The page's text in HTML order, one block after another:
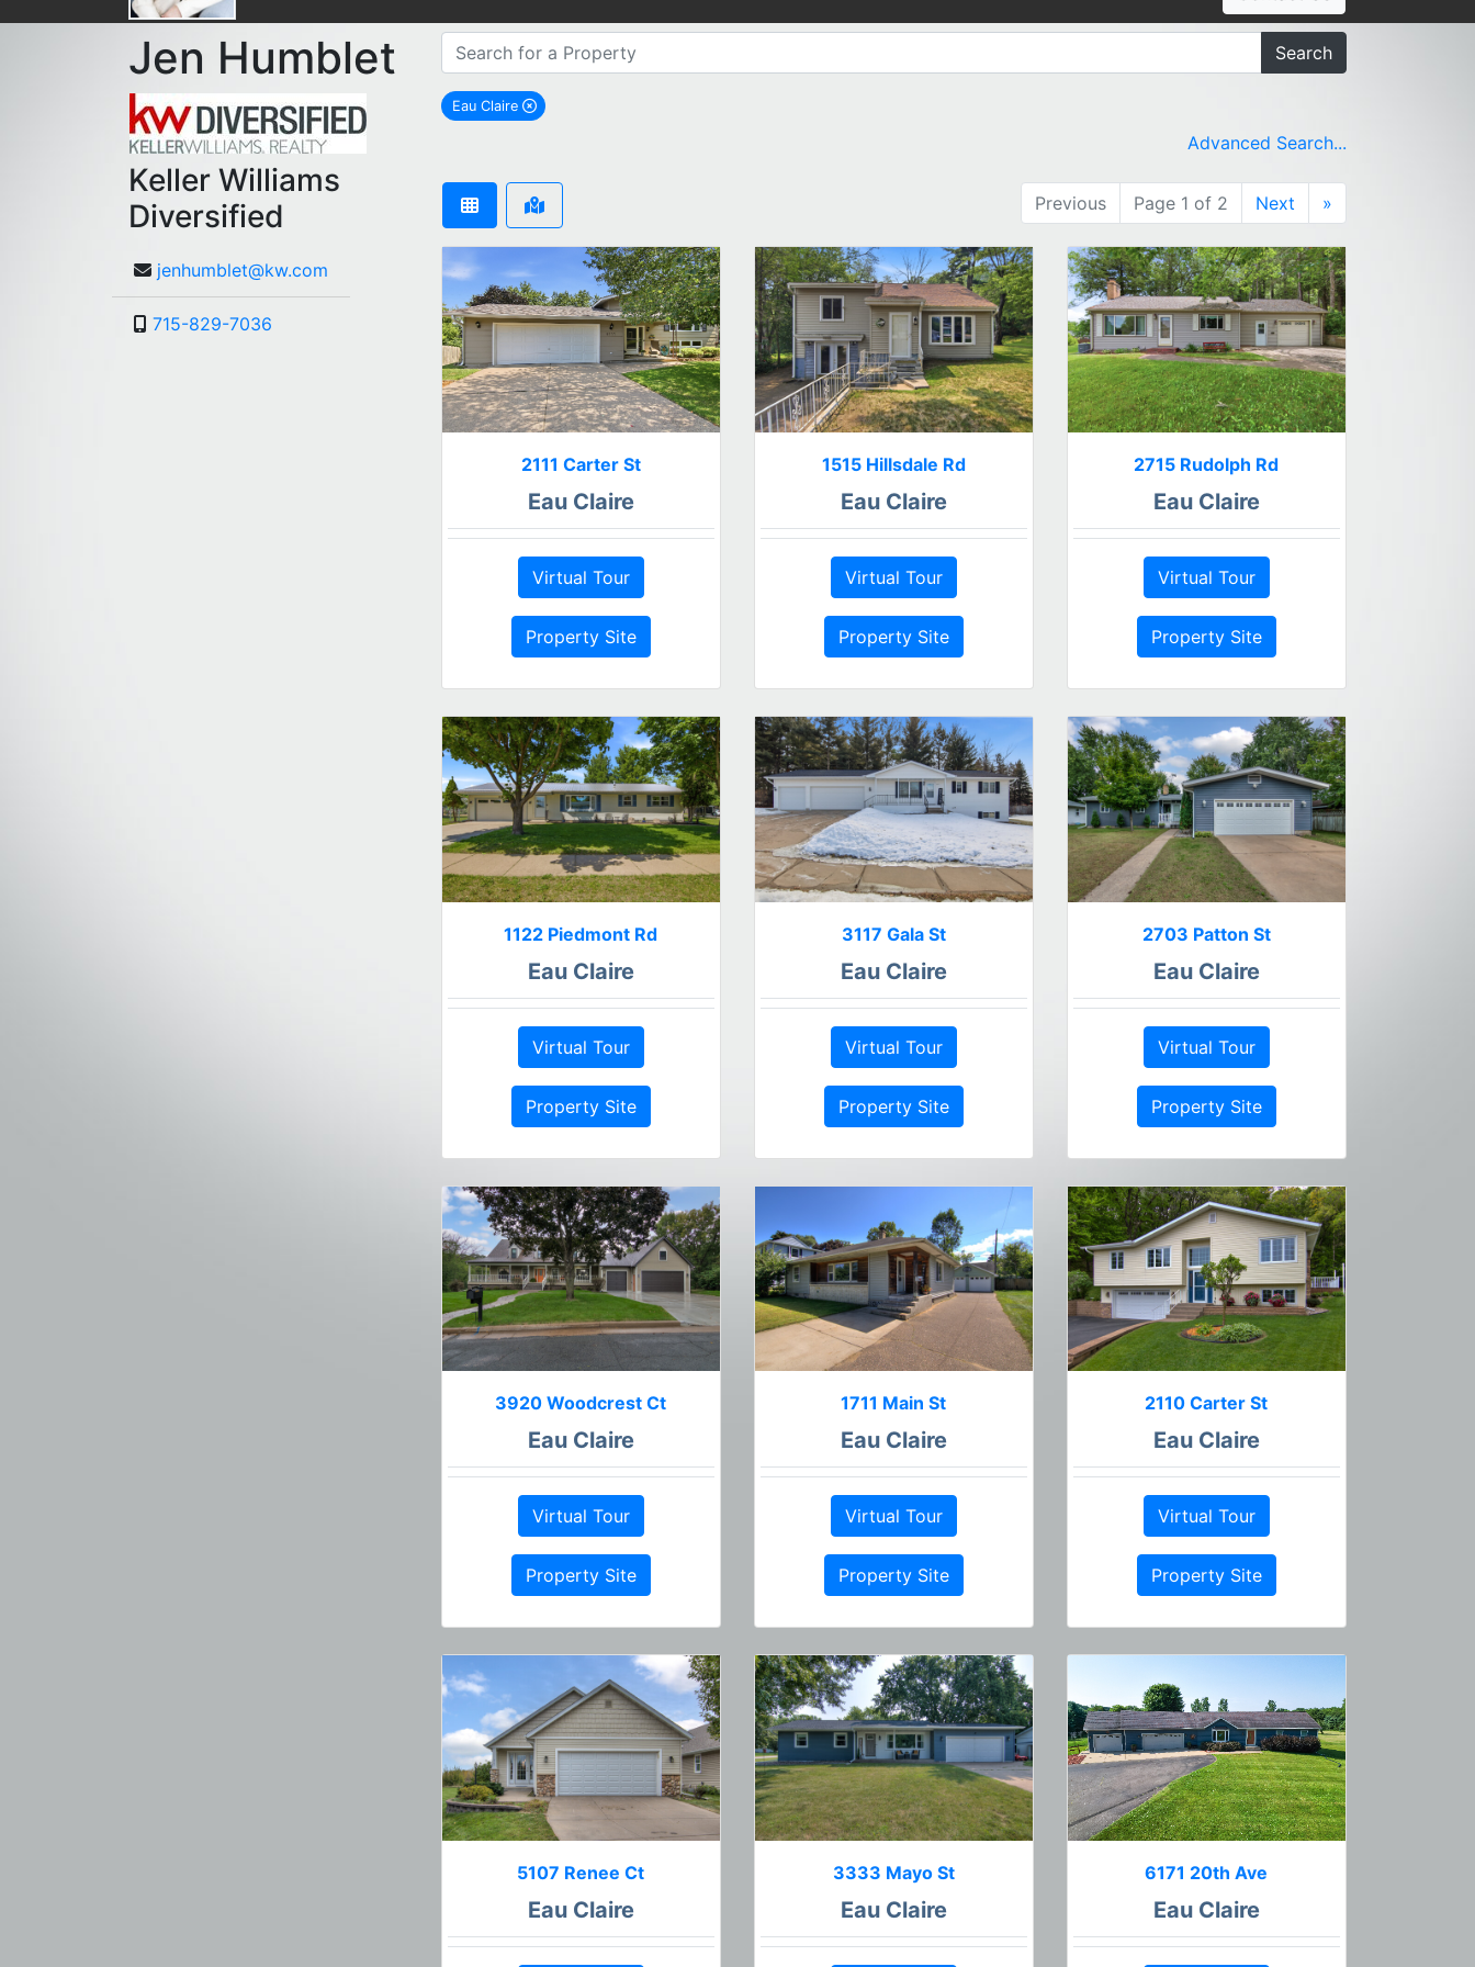
Jen Humblet
Keller Williams
Diversified
jenhumblet@kw.com
715-829-7036
Search
Eau Claire
remove Eau Claire city filter
Advanced Search...
Previous Page 1 of 2 Next »
2111 Carter St
Eau Claire
Virtual Tour
Property Site
1515 Hillsdale Rd
Eau Claire
Virtual Tour
Property Site
2715 Rudolph Rd
Eau Claire
Virtual Tour
Property Site
1122 Piedmont Rd
Eau Claire
Virtual Tour
Property Site
3117 Gala St
Eau Claire
Virtual Tour
Property Site
2703 Patton St
Eau Claire
Virtual Tour
Property Site
3920 Woodcrest Ct
Eau Claire
Virtual Tour
Property Site
1711 Main St
Eau Claire
Virtual Tour
Property Site
2110 Carter St
Eau Claire
Virtual Tour
Property Site
5107 Renee Ct
Eau Claire
3333 Mayo St
Eau Claire
6171 20th Ave
Eau Claire